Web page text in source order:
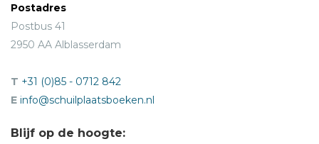
Postadres
Postbus 41
2950 AA Alblasserdam
T +31 (0)85 - 0712 842
E info@schuilplaatsboeken.nl
Blijf op de hoogte: